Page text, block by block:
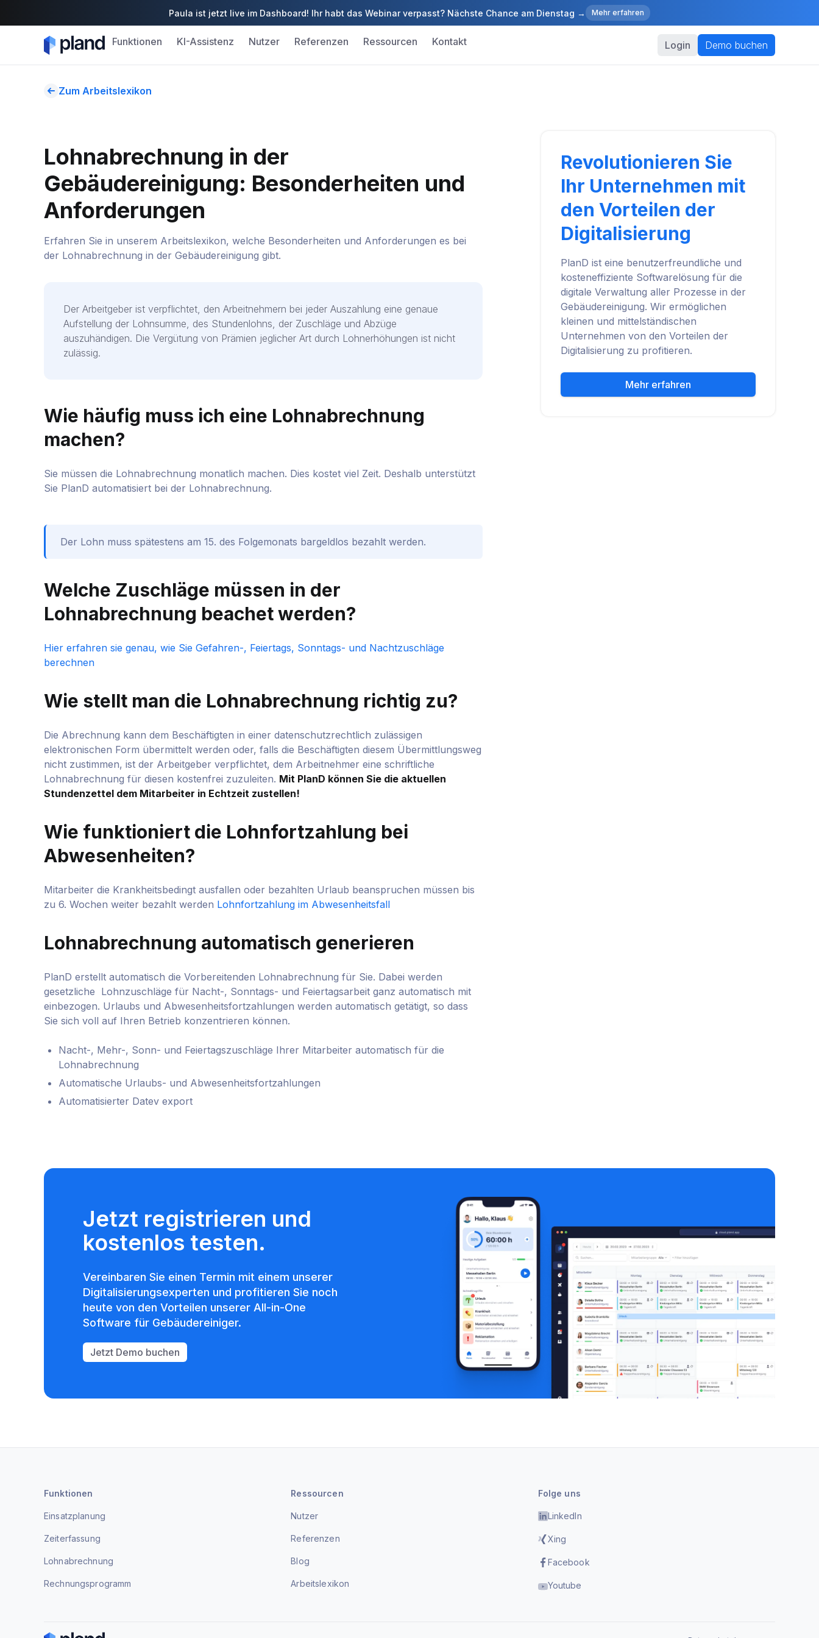
Paula ist jetzt live im Dashboard! Ihr habt das Webinar verpasst? Nächste Chance am Dienstag → Mehr erfahren
Funktionen KI-Assistenz Nutzer Referenzen Ressourcen Kontakt Login Demo buchen
Zum Arbeitslexikon
Lohnabrechnung in der
Gebäudereinigung: Besonderheiten und
Anforderungen
Erfahren Sie in unserem Arbeitslexikon, welche Besonderheiten und Anforderungen es bei
der Lohnabrechnung in der Gebäudereinigung gibt.
Der Arbeitgeber ist verpflichtet, den Arbeitnehmern bei jeder Auszahlung eine genaue
Aufstellung der Lohnsumme, des Stundenlohns, der Zuschläge und Abzüge
auszuhändigen. Die Vergütung von Prämien jeglicher Art durch Lohnerhöhungen ist nicht
zulässig.
Wie häufig muss ich eine Lohnabrechnung
machen?
Sie müssen die Lohnabrechnung monatlich machen. Dies kostet viel Zeit. Deshalb unterstützt
Sie PlanD automatisiert bei der Lohnabrechnung.
Der Lohn muss spätestens am 15. des Folgemonats bargeldlos bezahlt werden.
Welche Zuschläge müssen in der
Lohnabrechnung beachet werden?
Hier erfahren sie genau, wie Sie Gefahren-, Feiertags, Sonntags- und Nachtzuschläge
berechnen
Wie stellt man die Lohnabrechnung richtig zu?
Die Abrechnung kann dem Beschäftigten in einer datenschutzrechtlich zulässigen
elektronischen Form übermittelt werden oder, falls die Beschäftigten diesem Übermittlungsweg
nicht zustimmen, ist der Arbeitgeber verpflichtet, dem Arbeitnehmer eine schriftliche
Lohnabrechnung für diesen kostenfrei zuzuleiten. Mit PlanD können Sie die aktuellen
Stundenzettel dem Mitarbeiter in Echtzeit zustellen!
Wie funktioniert die Lohnfortzahlung bei
Abwesenheiten?
Mitarbeiter die Krankheitsbedingt ausfallen oder bezahlten Urlaub beanspruchen müssen bis
zu 6. Wochen weiter bezahlt werden Lohnfortzahlung im Abwesenheitsfall
Lohnabrechnung automatisch generieren
PlanD erstellt automatisch die Vorbereitenden Lohnabrechnung für Sie. Dabei werden
gesetzliche Lohnzuschläge für Nacht-, Sonntags- und Feiertagsarbeit ganz automatisch mit
einbezogen. Urlaubs und Abwesenheitsfortzahlungen werden automatisch getätigt, so dass
Sie sich voll auf Ihren Betrieb konzentrieren können.
Nacht-, Mehr-, Sonn- und Feiertagszuschläge Ihrer Mitarbeiter automatisch für die
Lohnabrechnung
Automatische Urlaubs- und Abwesenheitsfortzahlungen
Automatisierter Datev export
Revolutionieren Sie
Ihr Unternehmen mit
den Vorteilen der
Digitalisierung
PlanD ist eine benutzerfreundliche und
kosteneffiziente Softwarelösung für die
digitale Verwaltung aller Prozesse in der
Gebäudereinigung. Wir ermöglichen
kleinen und mittelständischen
Unternehmen von den Vorteilen der
Digitalisierung zu profitieren.
Mehr erfahren
Jetzt registrieren und
kostenlos testen.
Vereinbaren Sie einen Termin mit einem unserer
Digitalisierungsexperten und profitieren Sie noch
heute von den Vorteilen unserer All-in-One
Software für Gebäudereiniger.
Jetzt Demo buchen
Funktionen
Einsatzplanung
Zeiterfassung
Lohnabrechnung
Rechnungsprogramm
Ressourcen
Nutzer
Referenzen
Blog
Arbeitslexikon
Folge uns
LinkedIn
Xing
Facebook
Youtube